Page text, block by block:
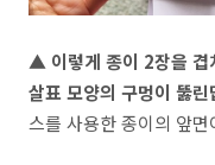
▲ 이렇게 종이 2장을 겹
살표 모양의 구멍이 뚫린
스를 사용한 종이의 앞면